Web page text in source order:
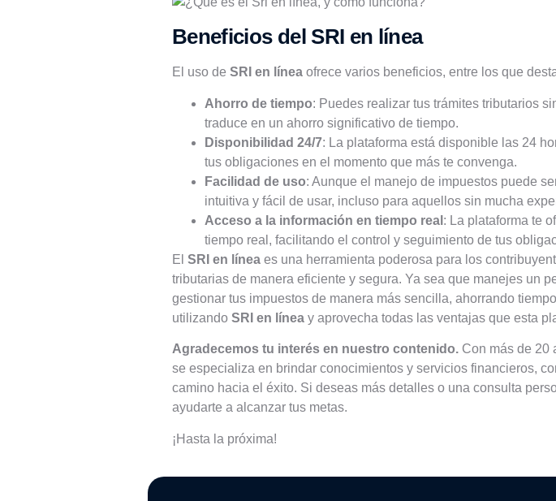
Beneficios del SRI en línea
El uso de SRI en línea ofrece varios beneficios, entre los que
Ahorro de tiempo: Puedes realizar tus trámites tributarios
traduce en un ahorro significativo de tiempo.
Disponibilidad 24/7: La plataforma está disponible las 24
tus obligaciones en el momento que más te convenga.
Facilidad de uso: Aunque el manejo de impuestos puede
intuitiva y fácil de usar, incluso para aquellos sin mucha
Acceso a la información en tiempo real : La plataforma te
tiempo real, facilitando el control y seguimiento de tus
El SRI en línea es una herramienta poderosa para los
tributarias de manera eficiente y segura. Ya sea que manejes un
gestionar tus impuestos de manera más sencilla, ahorrando
utilizando SRI en línea y aprovecha todas las ventajas que esta
Agradecemos tu interés en nuestro contenido. Con más de 20
se especializa en brindar conocimientos y servicios financieros,
camino hacia el éxito. Si deseas más detalles o una consulta
ayudarte a alcanzar tus metas.
¡Hasta la próxima!